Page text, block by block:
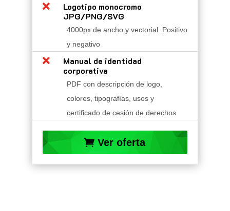

Logotipo monocromo
JPG/PNG/SVG
4000px de ancho y vectorial. Positivo
y negativo

Manual de identidad
corporativa
PDF con descripción de logo,
colores, tipografías, usos y
certificado de cesión de derechos
Ver oferta